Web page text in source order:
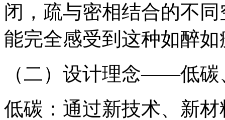
闭，疏与密相结合的不
能完全感受到这种如醉
（二）设计理念——低碳
低碳：通过新技术、新